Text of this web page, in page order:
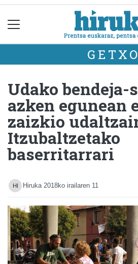
GETXO
Udako bendeja-
azken egunean
zaizkio
Itzubaltzetako
baserritarrari
Hiruka 2018ko irailaren 11